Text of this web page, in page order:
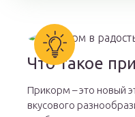
Что такое
Прикорм – это новый
вкусового